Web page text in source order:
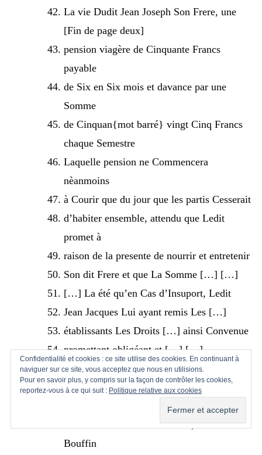
La vie Dudit Jean Joseph Son Frere, une
[Fin de page deux]
pension viagère de Cinquante Francs
payable
de Six en Six mois et davance par une
Somme
de Cinquan{mot barré} vingt Cinq Francs
chaque Semestre
Laquelle pension ne Commencera
nèanmoins
à Courir que du jour que les partis Cesserait
d’habiter ensemble, attendu que Ledit
promet à
raison de la presente de nourrir et entretenir
Son dit Frere et que La Somme […] […]
[…] La été qu’en Cas d’Insuport, Ledit
Jean Jacques Lui ayant remis Les […]
établissants Les Droits […] ainsi Convenue
promettant obligéant et […] […]
acte fait passè Lu et piblie aux partis à
aspres en Letude present […] Louis Oddou
de la commune de Montbrand, et Jean
Bouffin
Confidentialité et cookies : ce site utilise des cookies. En continuant à
naviguer sur ce site, vous acceptez que nous en utilisions.
Pour en savoir plus, y compris sur la façon de contrôler les cookies,
reportez-vous à ce qui suit : Politique relative aux cookies